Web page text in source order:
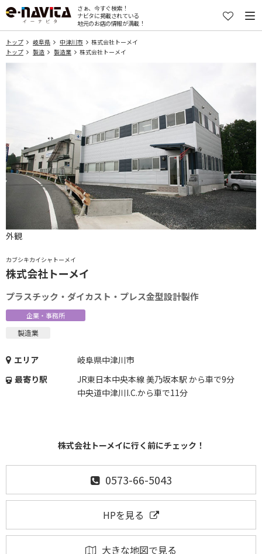
さぁ、今すぐ検索！
ナビタに掲載されている
地元のお店の情報が満載！
トップ 岐阜県 中津川市
株式会社トーメイ
トップ
製造 製造業 株式会社トーメイ
カブシキカイシャトーメイ
株式会社トーメイ
プラスチック・ダイカスト・プレス金型設計製作
企業・事務所
製造業
エリア
岐阜県中津川市
最寄り駅
JR東日本中央本線 美乃坂本駅 から車で9分
中央道中津川I.C.から車で11分
株式会社トーメイに行く前にチェック！
0573-66-5043
HPを見る
大きな地図で見る
外観